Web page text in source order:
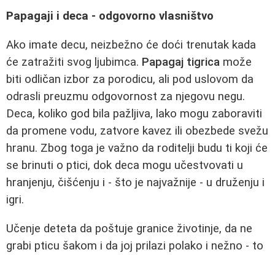
Papagaji i deca - odgovorno vlasništvo
Ako imate decu, neizbežno će doći trenutak kada
će zatražiti svog ljubimca. Papagaj tigrica može
biti odličan izbor za porodicu, ali pod uslovom da
odrasli preuzmu odgovornost za njegovu negu.
Deca, koliko god bila pažljiva, lako mogu zaboraviti
da promene vodu, zatvore kavez ili obezbede svežu
hranu. Zbog toga je važno da roditelji budu ti koji će
se brinuti o ptici, dok deca mogu učestvovati u
hranjenju, čišćenju i - što je najvažnije - u druženju i
igri.
Učenje deteta da poštuje granice životinje, da ne
grabi pticu šakom i da joj prilazi polako i nežno - to